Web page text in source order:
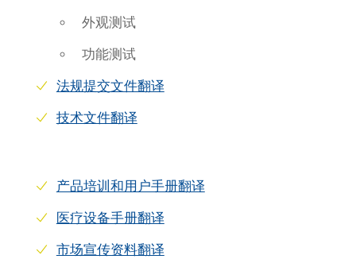
外观测试
功能测试
法规提交文件翻译
技术文件翻译
产品培训和用户手册翻译
医疗设备手册翻译
市场宣传资料翻译